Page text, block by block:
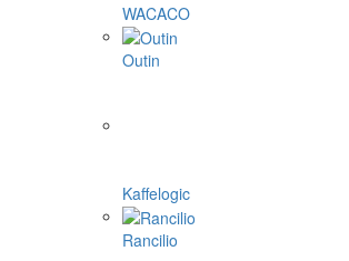
WACACO
Outin
Kaffelogic
Rancilio